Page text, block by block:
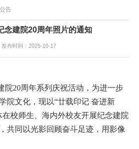
告
念建院20周年照片的通知
发布时间：2025-10-17
院20周年系列庆祝活动，为进一步
院文化，现以“廿载印记 奋进新
校师生、海内外校友开展纪念建院
共同以光影回顾奋斗足迹，用影像